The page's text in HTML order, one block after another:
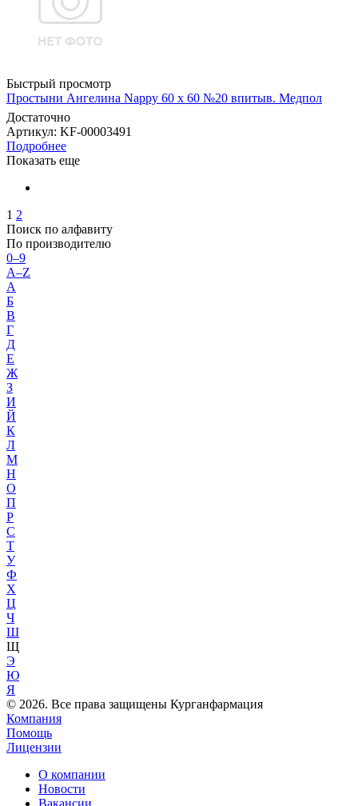
Быстрый просмотр
Простыни Ангелина Nappy 60 х 60 №20 впитыв. Медпол
Достаточно
Артикул: KF-00003491
Подробнее
Показать еще
1 2
Поиск по алфавиту
По производителю
0–9
A–Z
А
Б
В
Г
Д
Е
Ж
З
И
Й
К
Л
М
Н
О
П
Р
С
Т
У
Ф
Х
Ц
Ч
Ш
Щ
Э
Ю
Я
© 2026. Все права защищены Курганфармация
Компания
Помощь
Лицензии
О компании
Новости